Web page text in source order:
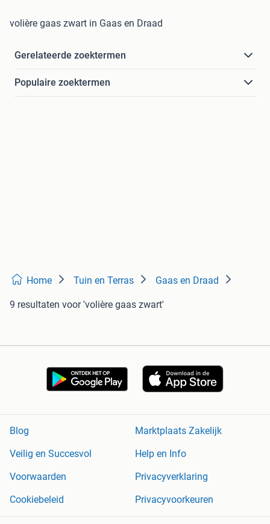
volière gaas zwart in Gaas en Draad
Gerelateerde zoektermen
Populaire zoektermen
Home Tuin en Terras Gaas en Draad
9 resultaten voor 'volière gaas zwart'
Blog
Marktplaats Zakelijk
Veilig en Succesvol
Help en Info
Voorwaarden
Privacyverklaring
Cookiebeleid
Privacyvoorkeuren